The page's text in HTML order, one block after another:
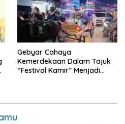
Gebyar Cahaya
Kemerdekaan Dalam Tajuk
“Festival Kamir” Menjadi